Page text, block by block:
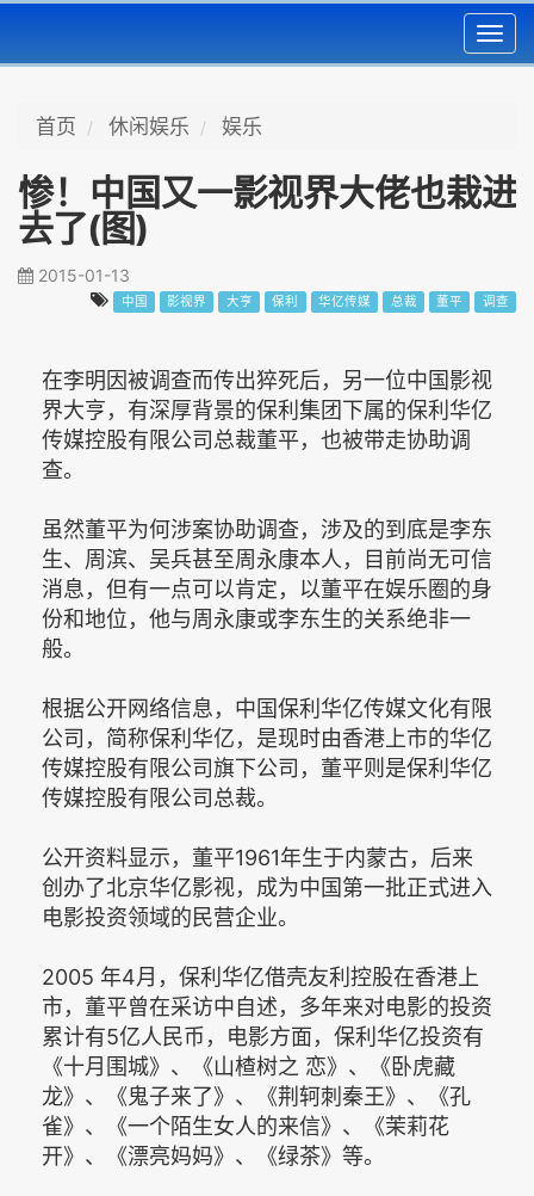
首页 休闲娱乐 娱乐
惨！中国又一影视界大佬也栽进
去了(图)
2015-01-13
中国 影视界 大亨 保利 华亿传媒 总裁 董平 调查
在李明因被调查而传出猝死后，另一位中国影视
界大亨，有深厚背景的保利集团下属的保利华亿
传媒控股有限公司总裁董平，也被带走协助调
查。
虽然董平为何涉案协助调查，涉及的到底是李东
生、周滨、吴兵甚至周永康本人，目前尚无可信
消息，但有一点可以肯定，以董平在娱乐圈的身
份和地位，他与周永康或李东生的关系绝非一
般。
根据公开网络信息，中国保利华亿传媒文化有限
公司，简称保利华亿，是现时由香港上市的华亿
传媒控股有限公司旗下公司，董平则是保利华亿
传媒控股有限公司总裁。
公开资料显示，董平1961年生于内蒙古，后来
创办了北京华亿影视，成为中国第一批正式进入
电影投资领域的民营企业。
2005 年4月，保利华亿借壳友利控股在香港上
市，董平曾在采访中自述，多年来对电影的投资
累计有5亿人民币，电影方面，保利华亿投资有
《十月围城》、《山楂树之 恋》、《卧虎藏
龙》、《鬼子来了》、《荆轲刺秦王》、《孔
雀》、《一个陌生女人的来信》、《茉莉花
开》、《漂亮妈妈》、《绿茶》等。